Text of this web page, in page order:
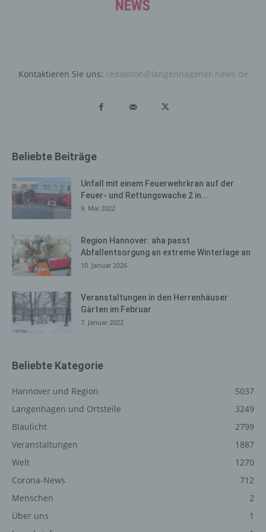
Kontaktieren Sie uns: redaktion@langenhagener-news.de
Beliebte Beiträge
Unfall mit einem Feuerwehrkran auf der
Feuer- und Rettungswache 2 in...
9. Mai 2022
Region Hannover: aha passt
Abfallentsorgung an extreme Winterlage an
10. Januar 2026
Veranstaltungen in den Herrenhäuser
Gärten im Februar
7. Januar 2022
Beliebte Kategorie
Hannover und Region
5037
Langenhagen und Ortsteile
3249
Blaulicht
2799
Veranstaltungen
1887
Welt
1270
Corona-News
712
Menschen
2
Über uns
1
Daten und Informationen. Diese allgemeinen Daten und
Internetseite, von welcher ein zugreifendes System auf
unsere Internetseite gelangt (sogenannte Referrer), (4)
System auf unserer Internetseite angesteuert werden,
zugreifenden Systems und (8) sonstige ähnliche Daten
Angriffen auf unsere informationstechnologischen
Systeme dienen.
Bei der Nutzung dieser allgemeinen Daten und
betroffene Person. Diese Informationen werden vielmehr
benötigt, um (1) die Inhalte unserer Internetseite korrekt
auszuliefern, (2) die Inhalte unserer Internetseite sowie
Funktionsfähigkeit unserer informationstechnologischen
Systeme und der Technik unserer Internetseite zu
gewährleisten sowie (4) um Strafverfolgungsbehörden
im Falle eines Cyberangriffes die zur Strafverfolgung
anonym erhobenen Daten und Informationen werden
Ziel ausgewertet, den Datenschutz und die
um letztlich ein optimales Schutzniveau für die von uns
verarbeiteten personenbezogenen Daten
sicherzustellen. Die anonymen Daten der Server-Logfiles
angegebenen personenbezogenen Daten gespeichert.
Registrierung auf unserer
Internetseite